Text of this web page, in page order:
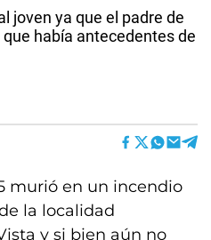
joven ya que el padre de
había antecedentes de
murió en un incendio
la localidad
y si bien aún no